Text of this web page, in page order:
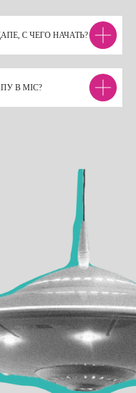
С ЧЕГО НАЧАТЬ?
В MIC?